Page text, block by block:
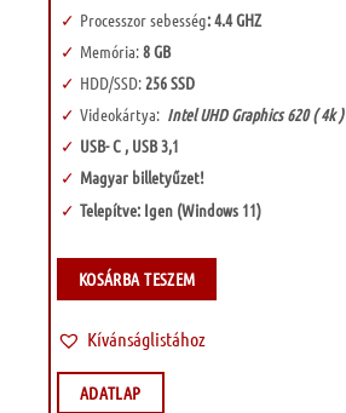
Processzor sebesség: 4.4 GHZ
Memória:8 GB
HDD/SSD:256 SSD
Videokártya: Intel UHD Graphics 620 ( 4k )
USB- C , USB 3,1
Magyar billetyűzet!
Telepítve: Igen (Windows 11)
KOSÁRBA TESZEM
Kívánságlistához
ADATLAP